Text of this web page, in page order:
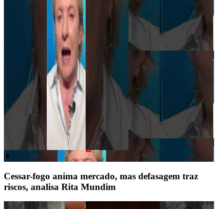
Cessar-fogo anima mercado, mas defasagem traz
riscos, analisa Rita Mundim